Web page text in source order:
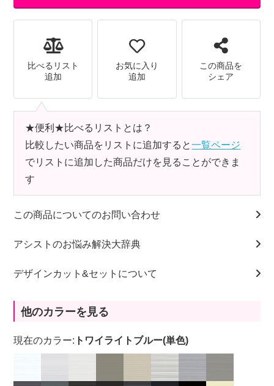
比べるリスト
追加
お気に入り
追加
この商品を
シェア
★便利★比べるリストとは？
比較したい商品をリストに追加すると一覧ページ
でリストに追加した商品だけを見ることができま
す
この商品についてのお問い合わせ
アシストのお悩み解決大辞典
デザインカット&セットについて
他のカラーを見る
現在のカラー: トワイライトブルー(単色)